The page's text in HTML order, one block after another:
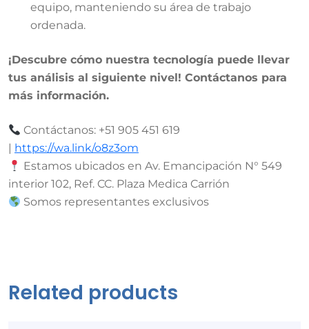
equipo, manteniendo su área de trabajo
ordenada.
¡Descubre cómo nuestra tecnología puede llevar
tus análisis al siguiente nivel! Contáctanos para
más información.
Contáctanos: +51 905 451 619
https://wa.link/o8z3om
Estamos ubicados en Av. Emancipación N° 549
interior 102, Ref. CC. Plaza Medica Carrión
Somos representantes exclusivos
Related products